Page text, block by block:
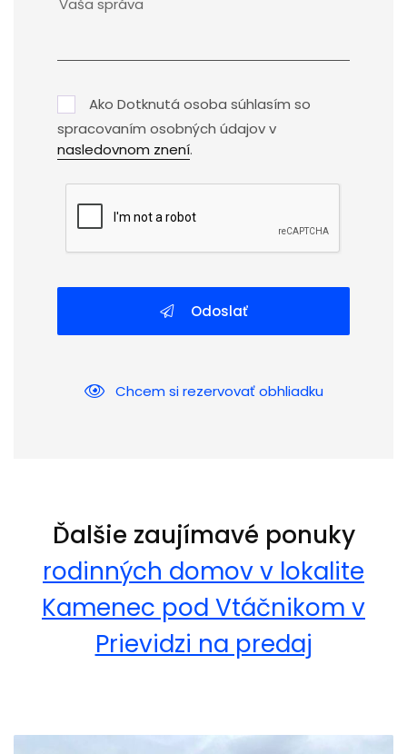
Ako Dotknutá osoba súhlasím so
spracovaním osobných údajov v
nasledovnom znení.
Odoslať
Chcem si rezervovať obhliadku
Ďalšie zaujímavé ponuky
rodinných domov v lokalite
Kamenec pod Vtáčnikom v
Prievidzi na predaj